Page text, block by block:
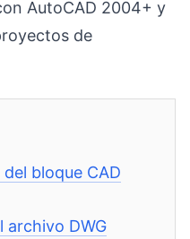
AutoCAD 2004+ y
de
bloque CAD
archivo DWG